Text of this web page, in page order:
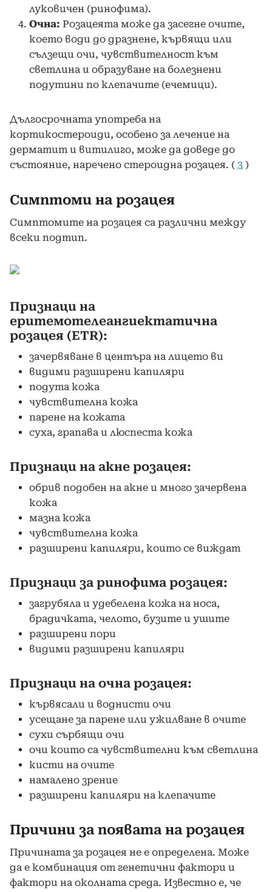
луковичен (ринофима).
Очна: Розацеята може да засегне очите,
което води до дразнене, кървящи или
сълзещи очи, чувствителност към
светлина и образуване на болезнени
подутини по клепачите (ечемици).
Дългосрочната употреба на
кортикостероиди, особено за лечение на
дерматит и витилиго, може да доведе до
състояние, наречено стероидна розацея. ( 3 )
Симптоми на розацея
Симптомите на розацея са различни между
всеки подтип.
Признаци на
еритемотелеангиектатична
розацея (ETR):
зачервяване в центъра на лицето ви
видими разширени капиляри
подута кожа
чувствителна кожа
парене на кожата
суха, грапава и люспеста кожа
Признаци на акне розацея:
обрив подобен на акне и много зачервена
кожа
мазна кожа
чувствителна кожа
разширени капиляри, които се виждат
Признаци за ринофима розацея:
загрубяла и удебелена кожа на носа,
брадичката, челото, бузите и ушите
разширени пори
видими разширени капиляри
Признаци на очна розацея:
кървясали и воднисти очи
усещане за парене или ужилване в очите
сухи сърбящи очи
очи които са чувствителни към светлина
кисти на очите
намалено зрение
разширени капиляри на клепачите
Причини за появата на розацея
Причината за розацея не е определена. Може
да е комбинация от генетични фактори и
фактори на околната среда. Известно е, че